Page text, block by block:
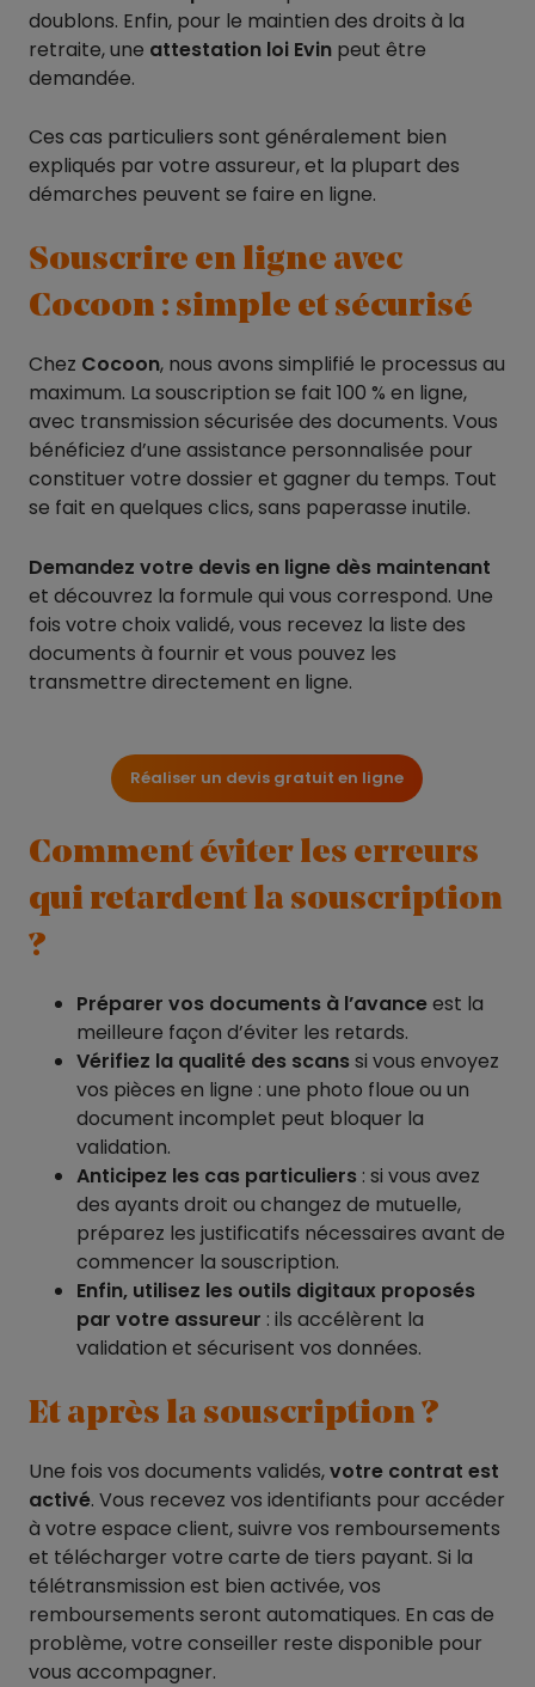
doublons. Enfin, pour le maintien des droits à la
retraite, une attestation loi Evin peut être
demandée.
Ces cas particuliers sont généralement bien
expliqués par votre assureur, et la plupart des
démarches peuvent se faire en ligne.
Souscrire en ligne avec
Cocoon : simple et sécurisé
Chez Cocoon, nous avons simplifié le processus au
maximum. La souscription se fait 100 % en ligne,
avec transmission sécurisée des documents. Vous
bénéficiez d’une assistance personnalisée pour
constituer votre dossier et gagner du temps. Tout
se fait en quelques clics, sans paperasse inutile.
Demandez votre devis en ligne dès maintenant
et découvrez la formule qui vous correspond. Une
fois votre choix validé, vous recevez la liste des
documents à fournir et vous pouvez les
transmettre directement en ligne.
Réaliser un devis gratuit en ligne
Comment éviter les erreurs
qui retardent la souscription
?
Préparer vos documents à l’avanceest la
meilleure façon d’éviter les retards.
Vérifiez la qualité des scanssi vous envoyez
vos pièces en ligne : une photo floue ou un
document incomplet peut bloquer la
validation.
Anticipez les cas particuliers : si vous avez
des ayants droit ou changez de mutuelle,
préparez les justificatifs nécessaires avant de
commencer la souscription.
Enfin, utilisez les outils digitaux proposés
par votre assureur : ils accélèrent la
validation et sécurisent vos données.
Et après la souscription ?
Une fois vos documents validés,votre contrat est
activé. Vous recevez vos identifiants pour accéder
à votre espace client, suivre vos remboursements
et télécharger votre carte de tiers payant. Si la
télétransmission est bien activée, vos
remboursements seront automatiques. En cas de
problème, votre conseiller reste disponible pour
vous accompagner.